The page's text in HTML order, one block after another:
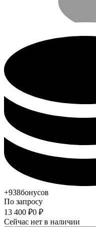
+938бонусов
По запросу
13 400 ₽0 ₽
Сейчас нет в наличии